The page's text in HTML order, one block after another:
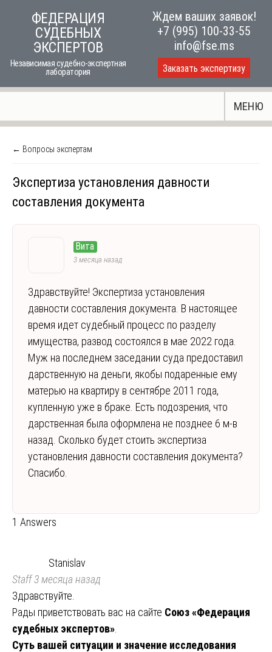
ФЕДЕРАЦИЯ
СУДЕБНЫХ
ЭКСПЕРТОВ
Независимая судебно-экспертная
лаборатория
Ждем ваших заявок!
+7 (995) 100-33-55
info@fse.ms
Заказать экспертизу
МЕНЮ
← Вопросы экспертам
Экспертиза установления давности
составления документа
Вита
3 месяца назад
Здравствуйте! Экспертиза установления
давности составления документа. В настоящее
время идет судебный процесс по разделу
имущества, развод состоялся в мае 2022 года.
Муж на последнем заседании суда предоставил
дарственную на деньги, якобы подаренные ему
матерью на квартиру в сентябре 2011 года,
купленную уже в браке. Есть подозрения, что
дарственная была оформлена не позднее 6 м-в
назад. Сколько будет стоить экспертиза
установления давности составления документа?
Спасибо.
1 Answers
Stanislav
Staff3 месяца назад
Здравствуйте.
Рады приветствовать вас на сайте Союз «Федерация
судебных экспертов»
Суть вашей ситуации и значение исследования